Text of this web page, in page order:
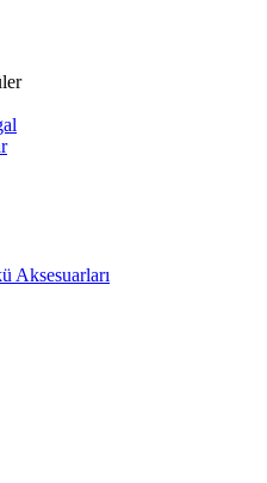
Aksesuarları